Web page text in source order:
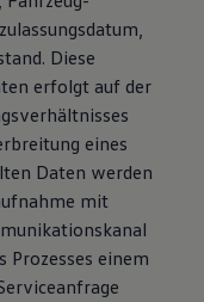
Diese
erfolgt auf der
eines
Daten werden
mit
Prozesses einem